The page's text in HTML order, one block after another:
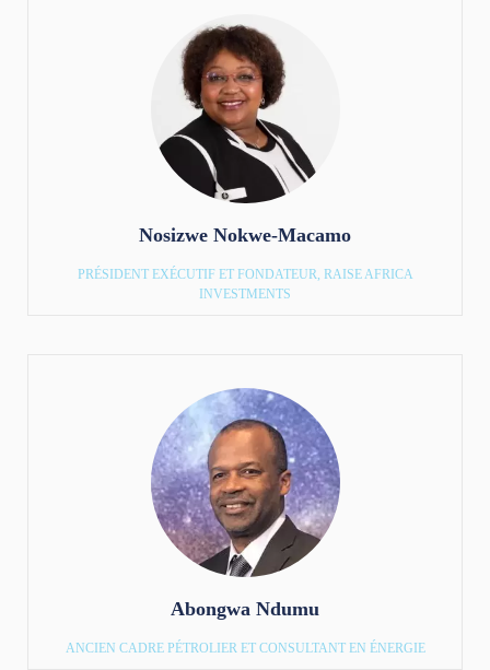
Nosizwe Nokwe-Macamo
PRÉSIDENT EXÉCUTIF ET FONDATEUR, RAISE AFRICA
INVESTMENTS
Abongwa Ndumu
ANCIEN CADRE PÉTROLIER ET CONSULTANT EN ÉNERGIE